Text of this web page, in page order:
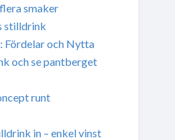
smaker
stilldrink
Fördelar och Nytta
och se pantberget
runt
in – enkel vinst